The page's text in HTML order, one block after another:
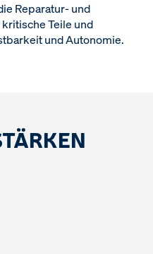
Reparatur- und
Teile und
und Autonomie.